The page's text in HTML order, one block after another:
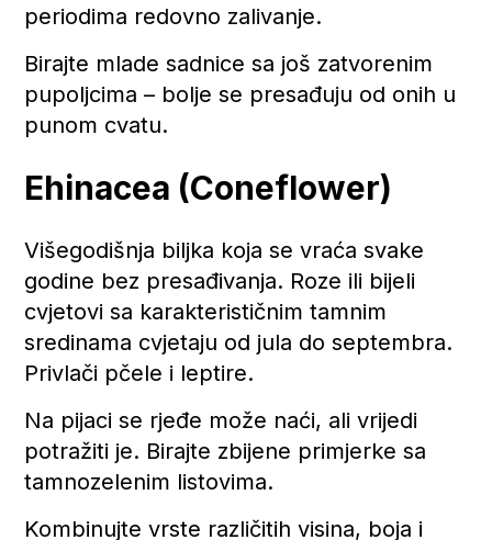
periodima redovno zalivanje.
Birajte mlade sadnice sa još zatvorenim
pupoljcima – bolje se presađuju od onih u
punom cvatu.
Ehinacea (Coneflower)
Višegodišnja biljka koja se vraća svake
godine bez presađivanja. Roze ili bijeli
cvjetovi sa karakterističnim tamnim
sredinama cvjetaju od jula do septembra.
Privlači pčele i leptire.
Na pijaci se rjeđe može naći, ali vrijedi
potražiti je. Birajte zbijene primjerke sa
tamnozelenim listovima.
Kombinujte vrste različitih visina, boja i